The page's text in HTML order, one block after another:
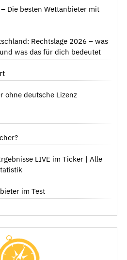
Die besten Wettanbieter mit
Rechtslage 2026 – was
was das für dich bedeutet
ohne deutsche Lizenz
LIVE im Ticker | Alle
im Test